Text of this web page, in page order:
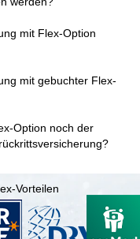
mit Flex-Option
mit gebuchter Flex-
Option noch der
Vorteilen